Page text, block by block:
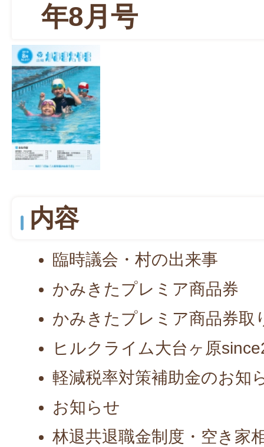
年8月号
内容
臨時議会・村の出来事
かみきたプレミア商品券
かみきたプレミア商品券取
ヒルクライム大台ヶ原
軽減税率対策補助金のお知
お知らせ
林退共退職金制度・空き家